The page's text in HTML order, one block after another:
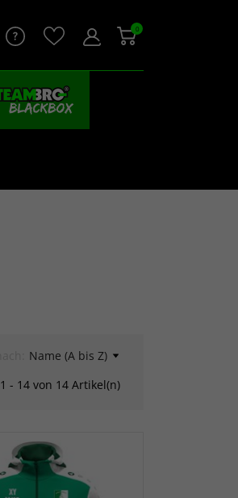
0
Name (A bis Z)
1 - 14 von 14 Artikel(n)